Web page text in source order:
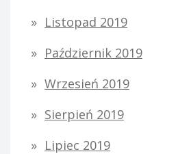
Listopad 2019
Październik 2019
Wrzesień 2019
Sierpień 2019
Lipiec 2019